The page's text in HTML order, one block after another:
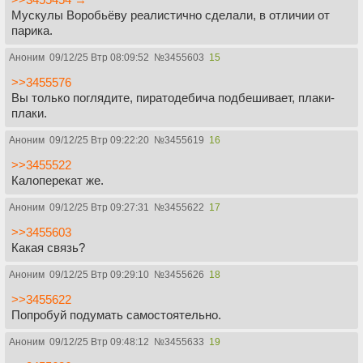
Мускулы Воробьёву реалистично сделали, в отличии от
парика.
Аноним 09/12/25 Втр 08:09:52 №3455603 15
>>3455576
Вы только поглядите, пиратодебича подбешивает, плаки-
плаки.
Аноним 09/12/25 Втр 09:22:20 №3455619 16
>>3455522
Калоперекат же.
Аноним 09/12/25 Втр 09:27:31 №3455622 17
>>3455603
Какая связь?
Аноним 09/12/25 Втр 09:29:10 №3455626 18
>>3455622
Попробуй подумать самостоятельно.
Аноним 09/12/25 Втр 09:48:12 №3455633 19